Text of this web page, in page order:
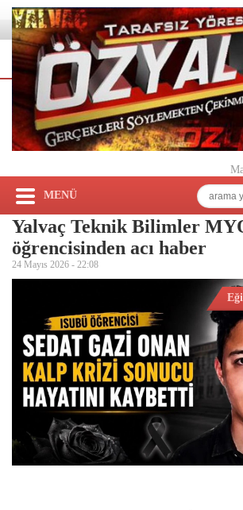
MENÜ
Yalvaç Teknik Bilimler
öğrencisinden acı haber
24 Mayıs 2026 - 22:08